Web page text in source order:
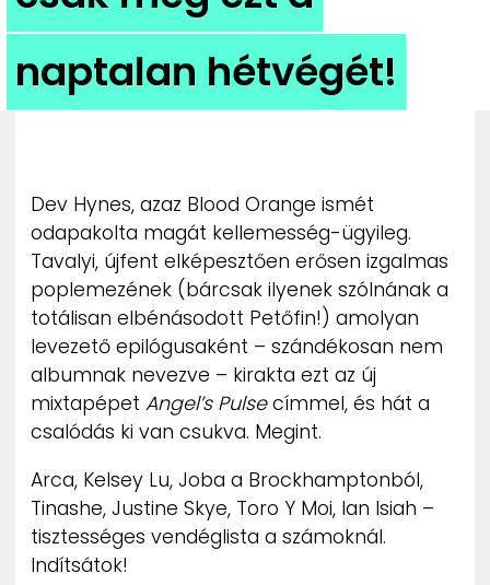
KULT
UTCA
MÉDIAAJÁNLAT
IMPRESSZUM
PR-ARCHÍVUM
ADATKEZELÉSI TÁJÉKOZTATÓ
naptalan hétvégét!
Dev Hynes, azaz Blood Orange ismét
odapakolta magát kellemesség-ügyileg.
Tavalyi, újfent elképesztően erősen izgalmas
poplemezének (bárcsak ilyenek szólnának a
totálisan elbénásodott Petőfin!) amolyan
levezető epilógusaként – szándékosan nem
albumnak nevezve – kirakta ezt az új
mixtapépet Angel’s Pulsecímmel, és hát a
csalódás ki van csukva. Megint.
Arca, Kelsey Lu, Joba a Brockhamptonból,
Tinashe, Justine Skye, Toro Y Moi, Ian Isiah –
tisztességes vendéglista a számoknál.
Indítsátok!